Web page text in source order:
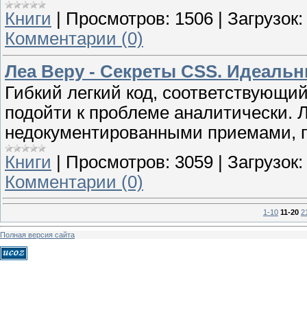
Книги
Просмотров: 1506
Загрузок:
Комментарии (0)
Леа Веру - Секреты CSS.
Гибкий легкий код,
подойти к проблеме аналитически.
недокументированными
Книги
Просмотров: 3059
Загрузок:
Комментарии (0)
1-10 11-20
Полная версия сайта